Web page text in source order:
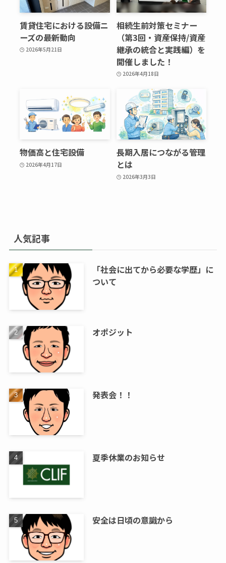
賃貸住宅における設備ニ
ーズの最新動向
2026年5月21日
相続生前対策セミナー
（第3回・資産保持/資産
継承の統合と実践編）を
開催しました！
2026年4月18日
物価高と住宅設備
2026年4月17日
長期入居につながる管理
とは
2026年3月3日
人気記事
「社会に出てから必要な学歴」に
ついて
オポジット
発表会！！
夏季休業のお知らせ
安全は日頃の意識から